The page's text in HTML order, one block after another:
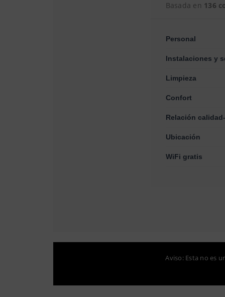
Basada en 136
Personal
Instalaciones y
Limpieza
Confort
Relación
Ubicación
WiFi gratis
Aviso: Esta no es